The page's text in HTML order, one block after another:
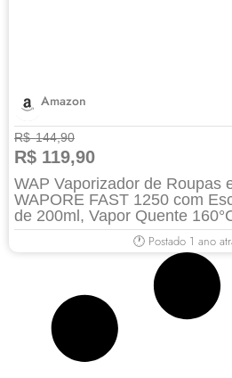
Amazon
R$ 144,90
R$ 119,90
WAP Vaporizador de Roupas
WAPORE FAST 1250 com
de 200ml, Vapor Quente
🕐 Postado 1 ano